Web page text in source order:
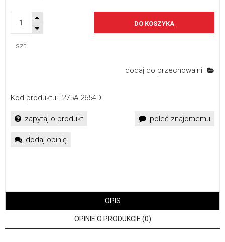
szt.
DO KOSZYKA
dodaj do przechowalni
Kod produktu: 275A-2654D
zapytaj o produkt poleć znajomemu
dodaj opinię
OPIS
OPINIE O PRODUKCIE (0)